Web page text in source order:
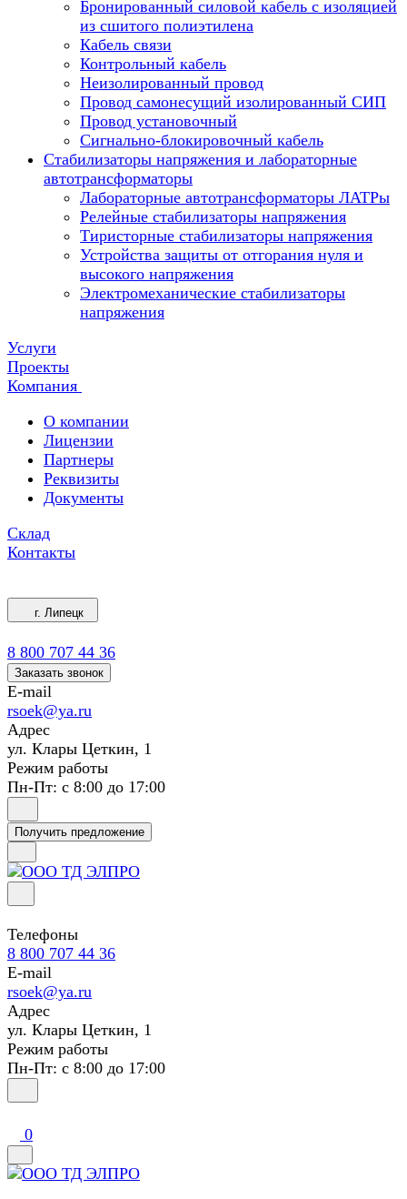
Бронированный силовой кабель с изоляцией
из сшитого полиэтилена
Кабель связи
Контрольный кабель
Неизолированный провод
Провод самонесущий изолированный СИП
Провод установочный
Сигнально-блокировочный кабель
Стабилизаторы напряжения и лабораторные
автотрансформаторы
Лабораторные автотрансформаторы ЛАТРы
Релейные стабилизаторы напряжения
Тиристорные стабилизаторы напряжения
Устройства защиты от отгорания нуля и
высокого напряжения
Электромеханические стабилизаторы
напряжения
Услуги
Проекты
Компания
О компании
Лицензии
Партнеры
Реквизиты
Документы
Склад
Контакты
г. Липецк
8 800 707 44 36
Заказать звонок
E-mail
rsoek@ya.ru
Адрес
ул. Клары Цеткин, 1
Режим работы
Пн-Пт: с 8:00 до 17:00
Получить предложение
Телефоны
8 800 707 44 36
E-mail
rsoek@ya.ru
Адрес
ул. Клары Цеткин, 1
Режим работы
Пн-Пт: с 8:00 до 17:00
0